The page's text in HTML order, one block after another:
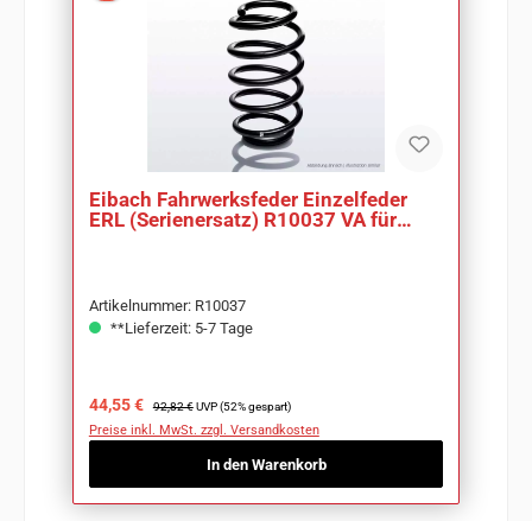
Eibach Fahrwerksfeder Einzelfeder
ERL (Serienersatz) R10037 VA für
Audi A3 8L
Artikelnummer: R10037
**Lieferzeit: 5-7 Tage
Verkaufspreis:
44,55 € Regulärer Preis:
92,82 € UVP (52% gespart)
Preise inkl. MwSt. zzgl. Versandkosten
In den Warenkorb